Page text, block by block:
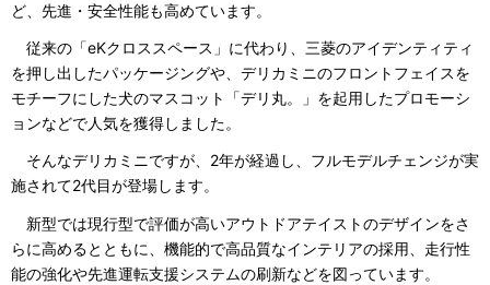
ど、先進・安全性能も高めています。
従来の「eKクロススペース」に代わり、三菱のアイデンティティ
を押し出したパッケージングや、デリカミニのフロントフェイスを
モチーフにした犬のマスコット「デリ丸。」を起用したプロモーシ
ョンなどで人気を獲得しました。
そんなデリカミニですが、2年が経過し、フルモデルチェンジが実
施されて2代目が登場します。
新型では現行型で評価が高いアウトドアテイストのデザインをさ
らに高めるとともに、機能的で高品質なインテリアの採用、走行性
能の強化や先進運転支援システムの刷新などを図っています。